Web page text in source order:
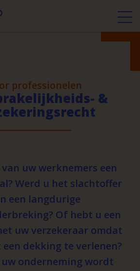
professionelen
&
van uw werknemers een
Werd u het slachtoffer
een langdurige
Of hebt u een
uw verzekeraar omdat
dekking te verlenen?
onderneming wordt